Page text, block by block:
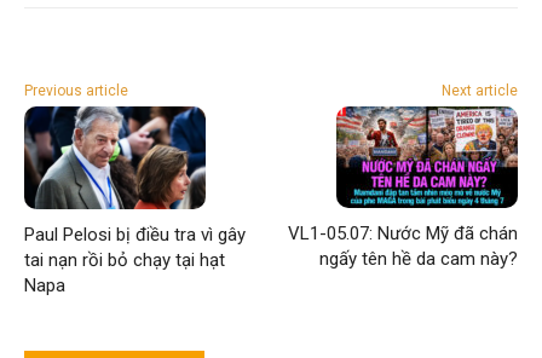
Previous article
Paul Pelosi bị điều tra vì gây
tai nạn rồi bỏ chạy tại hạt
Napa
Next article
VL1-05.07: Nước Mỹ đã chán
ngấy tên hề da cam này?